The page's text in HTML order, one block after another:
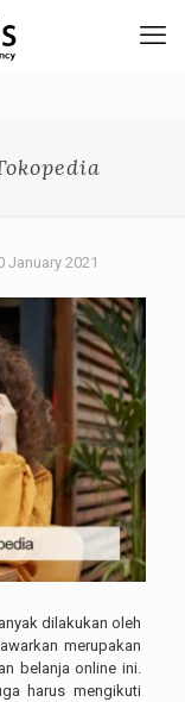
January 2021
dilakukan oleh
merupakan
belanja online ini.
harus mengikuti